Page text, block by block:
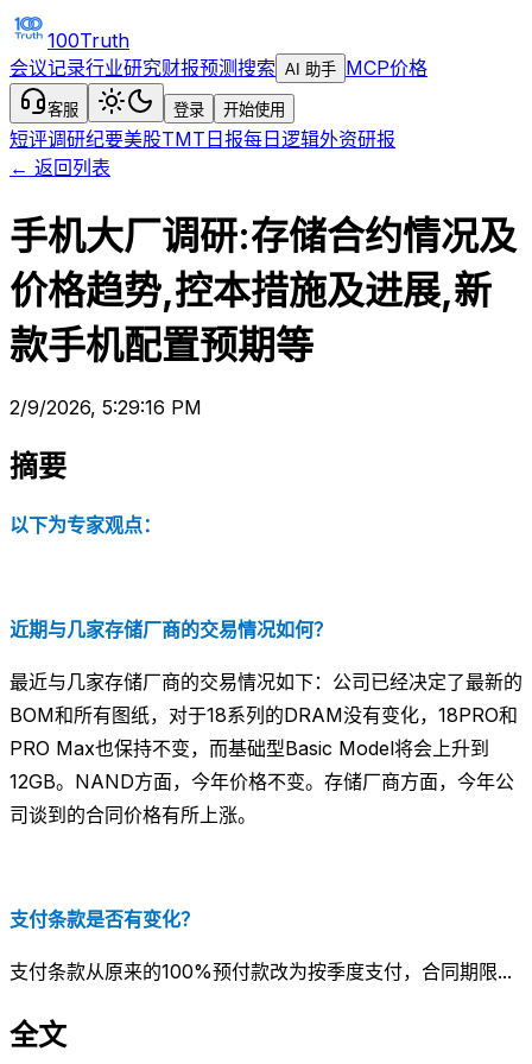
100Truth
会议记录行业研究财报预测搜索 AI 助手 MCP价格
客服 登录 开始使用
短评调研纪要美股TMT日报每日逻辑外资研报
← 返回列表
手机大厂调研:存储合约情况及
价格趋势,控本措施及进展,新
款手机配置预期等
2/9/2026, 5:29:16 PM
摘要
以下为专家观点：
近期与几家存储厂商的交易情况如何？
最近与几家存储厂商的交易情况如下：公司已经决定了最新的
BOM和所有图纸，对于18系列的DRAM没有变化，18PRO和
PRO Max也保持不变，而基础型Basic Model将会上升到
12GB。NAND方面，今年价格不变。存储厂商方面，今年公
司谈到的合同价格有所上涨。
支付条款是否有变化？
支付条款从原来的100%预付款改为按季度支付，合同期限...
全文